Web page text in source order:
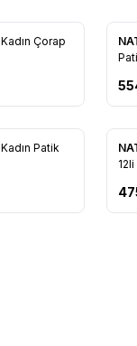
Çorap
Patik
Tükendi